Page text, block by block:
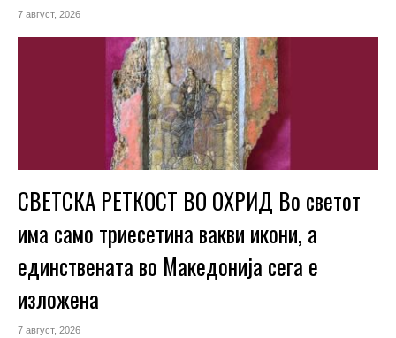
7 август, 2026
СВЕТСКА РЕТКОСТ ВО ОХРИД Во светот
има само триесетина вакви икони, а
единствената во Македонија сега е
изложена
7 август, 2026